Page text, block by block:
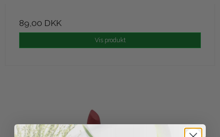
89,00 DKK
Vis produkt